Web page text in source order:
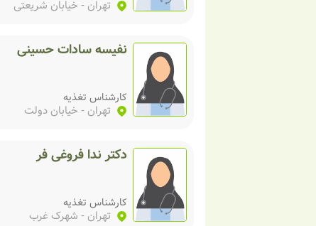
تهران - خیابان شریعتی
نفیسه سادات حسینی
کارشناس تغذیه
تهران - خیابان دولت
دکتر ندا فروغی فر
کارشناس تغذیه
تهران - شهرک غرب